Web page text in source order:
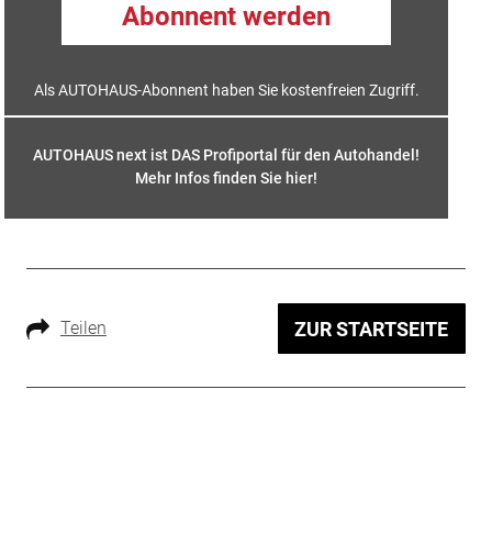
Abonnent werden
Als AUTOHAUS-Abonnent haben Sie kostenfreien Zugriff.
AUTOHAUS next ist DAS Profiportal für den Autohandel!
Mehr Infos finden Sie hier!
Teilen ZUR STARTSEITE